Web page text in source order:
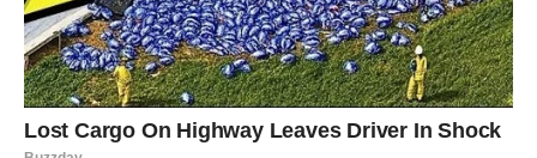
dodatno doprinosi balavljenju tokom sna.